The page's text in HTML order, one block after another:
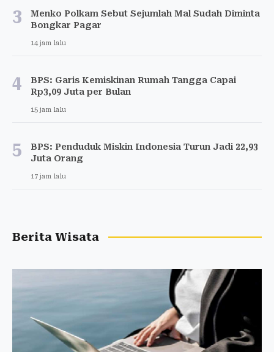
3
Menko Polkam Sebut Sejumlah Mal Sudah Diminta
Bongkar Pagar
14 jam lalu
4
BPS: Garis Kemiskinan Rumah Tangga Capai
Rp3,09 Juta per Bulan
15 jam lalu
5
BPS: Penduduk Miskin Indonesia Turun Jadi 22,93
Juta Orang
17 jam lalu
Berita Wisata